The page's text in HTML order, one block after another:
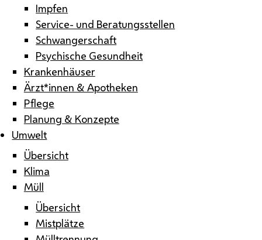
Impfen
Service- und Beratungsstellen
Schwangerschaft
Psychische Gesundheit
Krankenhäuser
Ärzt*innen & Apotheken
Pflege
Planung & Konzepte
Umwelt
Übersicht
Klima
Müll
Übersicht
Mistplätze